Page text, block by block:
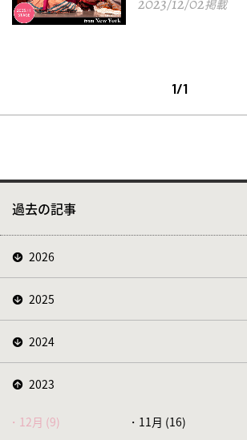
掲載
1/1
過去の記事
2026
2025
2024
2023
12月 (9) 11月 (16)